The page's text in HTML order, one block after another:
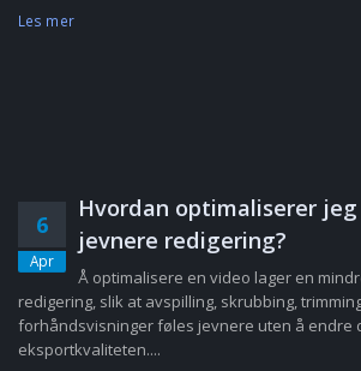
Les mer
6
Apr
Hvordan optimaliserer
jevnere redigering?
Å optimalisere en video lager en
redigering, slik at avspilling, skrubbing,
forhåndsvisninger føles jevnere uten å endre
eksportkvaliteten....